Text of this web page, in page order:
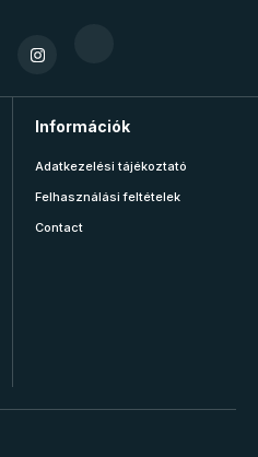
Információk
Adatkezelési tájékoztató
Felhasználási feltételek
Contact